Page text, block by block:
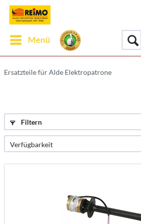
Menü
Ersatzteile für Alde Elektropatrone
Filtern